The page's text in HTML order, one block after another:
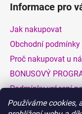
Používáme cookies,
Informace pro
Jak nakupovat
Obchodní podmínky
Proč nakupovat u
BONUSOVÝ
Podmínky vrácení
Dodací a platební